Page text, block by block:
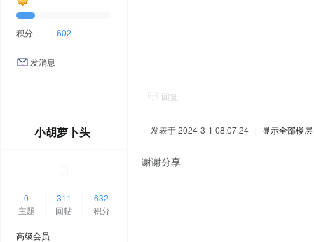
积分 602
发消息
回复
小胡萝卜头
0
主题
311
回帖
632
积分
高级会员
发表于 2024-3-1 08:07:24 显示全部楼层
谢谢分享